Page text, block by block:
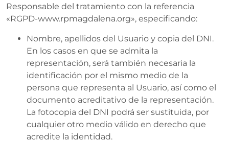
Responsable del tratamiento con la referencia
«RGPD-www.rpmagdalena.org», especificando:
Nombre, apellidos del Usuario y copia del DNI.
En los casos en que se admita la
representación, será también necesaria la
identificación por el mismo medio de la
persona que representa al Usuario, así como el
documento acreditativo de la representación.
La fotocopia del DNI podrá ser sustituida, por
cualquier otro medio válido en derecho que
acredite la identidad.